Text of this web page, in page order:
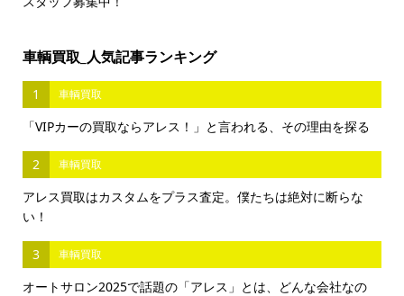
車輌買取_人気記事ランキング
1 車輌買取
「VIPカーの買取ならアレス！」と言われる、その理由を探る
2 車輌買取
アレス買取はカスタムをプラス査定。僕たちは絶対に断らな
い！
3 車輌買取
オートサロン2025で話題の「アレス」とは、どんな会社なの